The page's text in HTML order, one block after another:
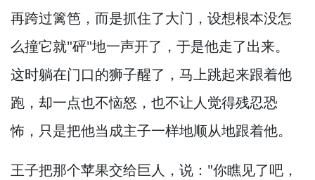
再跨过篱笆， 而是抓住了大门， 设想根本没怎
么撞它就"砰"地一声开了， 于是他走了出来。
这时躺在门口的狮子醒了， 马上跳起来跟着他
跑， 却一点也不恼怒， 也不让人觉得残忍恐
怖， 只是把他当成主子一样地顺从地跟着他。
王子把那个苹果交给巨人， 说："你瞧见了吧，